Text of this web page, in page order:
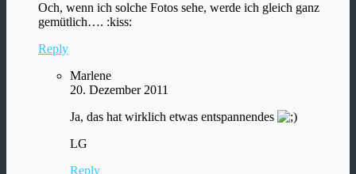
Och, wenn ich solche Fotos sehe, werde ich gleich ganz
gemütlich…. :kiss:
Reply
Marlene
20. Dezember 2011
Ja, das hat wirklich etwas entspannendes
LG
Reply